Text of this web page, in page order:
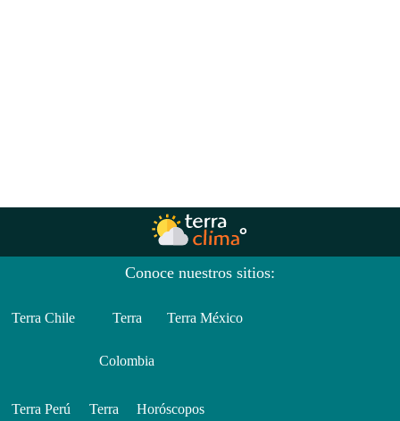
Conoce nuestros sitios:
Terra Chile Terra
Colombia
Terra México
Terra Perú Terra Horóscopos